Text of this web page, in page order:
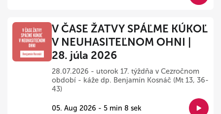
V ČASE ŽATVY SPÁĽME KÚKOĽ
V NEUHASITEĽNOM OHNI |
28. júla 2026
28.07.2026 - utorok 17. týždňa v Cezročnom
období - káže dp. Benjamín Kosnáč (Mt 13, 36-
43)
05. Aug 2026 - 5 min 8 sek